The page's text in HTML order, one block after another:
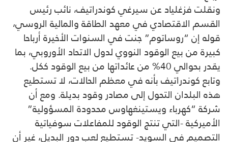
ونقلت فزغلياد عن سيرغي كوندراتيف، نائب رئيس
القسم الاقتصادي في معهد الطاقة والمالية الروسي،
قوله إن “روساتوم” جنت في السنوات الأخيرة أرباحا
كبيرة من بيع الوقود النووي لدول الاتحاد الأوروبي، بما
يقدر بحوالي 40% من عائداتها من بيع الوقود ككل.
وتابع كوندراتيف بأنه في معظم الحالات، لا تستطيع
هذه البلدان التحول إلى مصادر وقود بديلة. ومع أن
شركة “كهرباء ويستينغهاوس محدودة المسؤولية”
الأميركية -التي تنتج الوقود للمفاعلات سوفياتية
التصميم في السويد- تستطيع لعب دور البديل، غير أن